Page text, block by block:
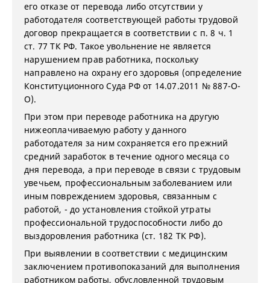
его отказе от перевода либо отсутствии у
работодателя соответствующей работы трудовой
договор прекращается в соответствии с п. 8 ч. 1
ст. 77 ТК РФ. Такое увольнение не является
нарушением прав работника, поскольку
направлено на охрану его здоровья (определение
Конституционного Суда РФ от 14.07.2011 № 887-О-
О).
При этом при переводе работника на другую
нижеоплачиваемую работу у данного
работодателя за ним сохраняется его прежний
средний заработок в течение одного месяца со
дня перевода, а при переводе в связи с трудовым
увечьем, профессиональным заболеванием или
иным повреждением здоровья, связанным с
работой, - до установления стойкой утраты
профессиональной трудоспособности либо до
выздоровления работника (ст. 182 ТК РФ).
При выявлении в соответствии с медицинским
заключением противопоказаний для выполнения
работником работы, обусловленной трудовым